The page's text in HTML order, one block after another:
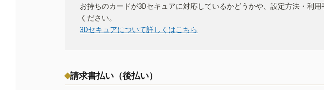
お持ちのカードが3Dセキュアに対応しているかどうかや、設定方法・利用
ください。
3Dセキュアについて詳しくはこちら
請求書払い（後払い）